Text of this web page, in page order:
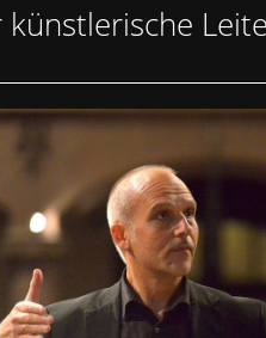
künstlerische